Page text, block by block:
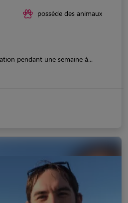
possède des animaux
pendant une semaine à...